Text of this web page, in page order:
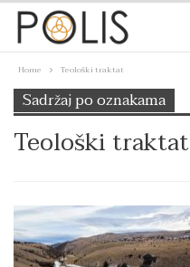
Home Teološki traktat
Sadržaj po oznakama
Teološki traktat